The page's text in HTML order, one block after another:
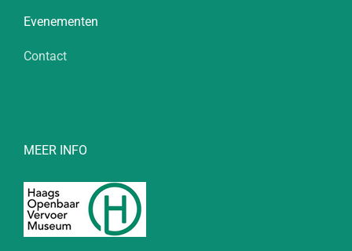
Evenementen
Contact
MEER INFO